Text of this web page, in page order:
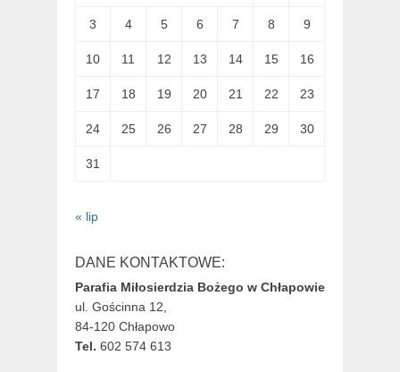
3 4 5 6 7 8 9
10 11 12 13 14 15 16
17 18 19 20 21 22 23
24 25 26 27 28 29 30
31
« lip
DANE KONTAKTOWE:
Parafia Miłosierdzia Bożego w Chłapowie
ul. Gościnna 12,
84-120 Chłapowo
Tel. 602 574 613